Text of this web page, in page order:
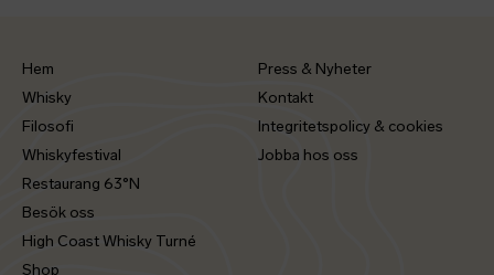
Hem
Whisky
Filosofi
Whiskyfestival
Restaurang 63°N
Besök oss
High Coast Whisky Turné
Shop
Press & Nyheter
Kontakt
Integritetspolicy & cookies
Jobba hos oss